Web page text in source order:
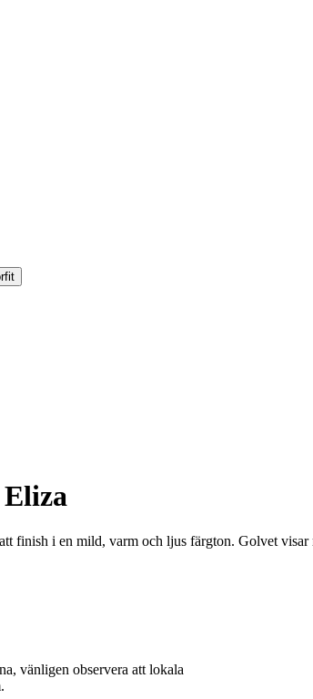
Eliza
finish i en mild, varm och ljus färgton. Golvet
vänligen observera att lokala